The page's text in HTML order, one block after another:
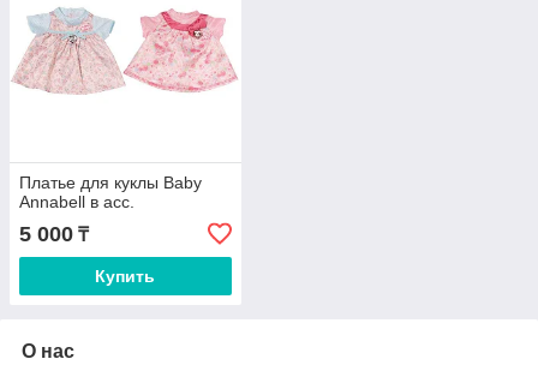
Платье для куклы Baby
Annabell в асс.
5 000 ₸
Купить
О нас